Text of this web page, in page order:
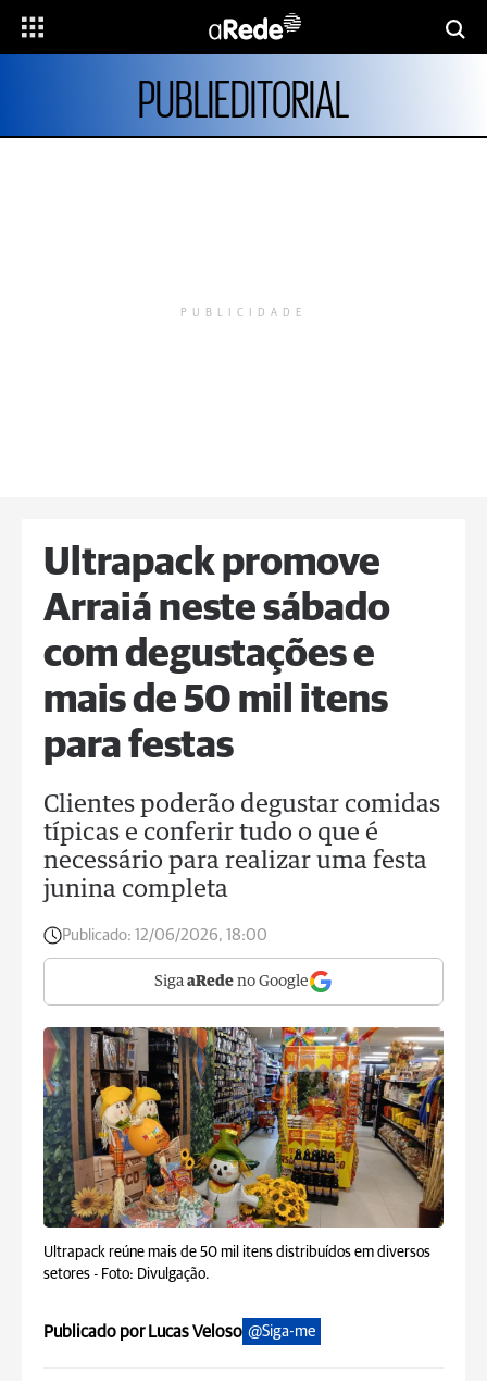
PUBLIEDITORIAL
PUBLICIDADE
Ultrapack promove
Arraiá neste sábado
com degustações e
mais de 50 mil itens
para festas
Clientes poderão degustar comidas
típicas e conferir tudo o que é
necessário para realizar uma festa
junina completa
Publicado: 12/06/2026, 18:00
Siga aRede no Google
Ultrapack reúne mais de 50 mil itens distribuídos em diversos
setores - Foto: Divulgação.
Publicado por Lucas Veloso @Siga-me